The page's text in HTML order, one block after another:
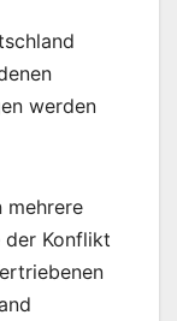
werden
mehrere
der Konflikt